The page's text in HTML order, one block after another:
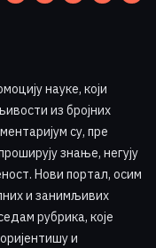
науке, који
из бројних
су, пре
знање, негују
Нови портал, осим
и занимљивих
рубрика, које
и